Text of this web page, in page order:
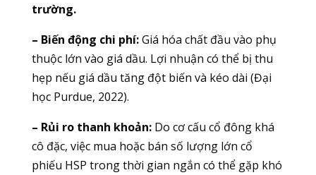
trường.
– Biến động chi phí:Giá hóa chất đầu vào phụ
thuộc lớn vào giá dầu. Lợi nhuận có thể bị thu
hẹp nếu giá dầu tăng đột biến và kéo dài (Đại
học Purdue, 2022).
– Rủi ro thanh khoản:Do cơ cấu cổ đông khá
cô đặc, việc mua hoặc bán số lượng lớn cổ
phiếu HSP trong thời gian ngắn có thể gặp khó